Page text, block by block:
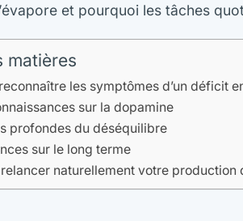
et pourquoi les tâches
matières
les symptômes d’un déficit
sur la dopamine
profondes du déséquilibre
sur le long terme
naturellement votre production